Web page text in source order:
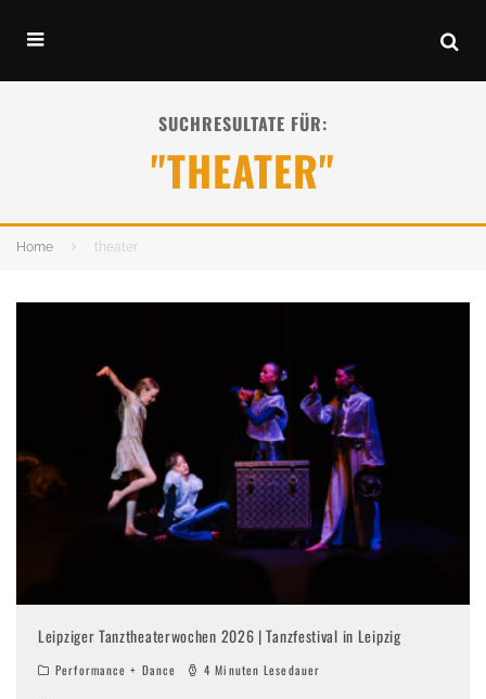
SUCHRESULTATE FÜR:
"THEATER"
Home theater
Leipziger Tanztheaterwochen 2026 | Tanzfestival in Leipzig
Performance + Dance 4 Minuten Lesedauer